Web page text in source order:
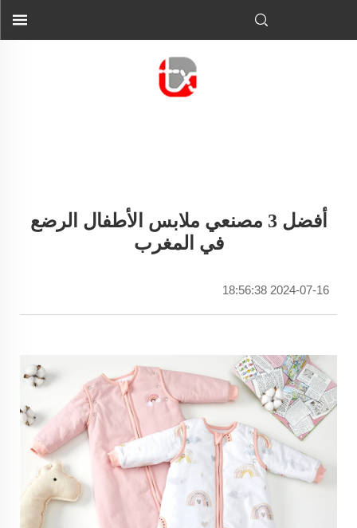
أفضل 3 مصنعي ملابس الأطفال الرضع
في المغرب
2024-07-16 18:56:38